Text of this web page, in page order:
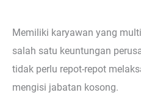
Memiliki karyawan yang
salah satu keuntungan
tidak perlu repot-repot
mengisi jabatan kosong.